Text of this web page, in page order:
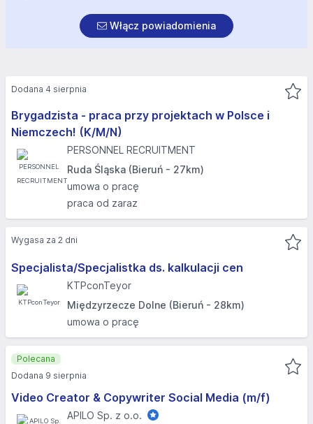
Włącz powiadomienia
Brygadzista - praca przy projektach w Polsce i
Niemczech! (K/M/N)
PERSONNEL RECRUITMENT
Ruda Śląska (Bieruń - 27km)
umowa o pracę
praca od zaraz
Dodana 4 sierpnia
Specjalista/Specjalistka ds. kalkulacji cen
KTPconTeyor
Międzyrzecze Dolne (Bieruń - 28km)
umowa o pracę
Wygasa za 2 dni
Video Creator & Copywriter Social Media (m/f)
APILO Sp. z o.o.
Polecana
Dodana 9 sierpnia